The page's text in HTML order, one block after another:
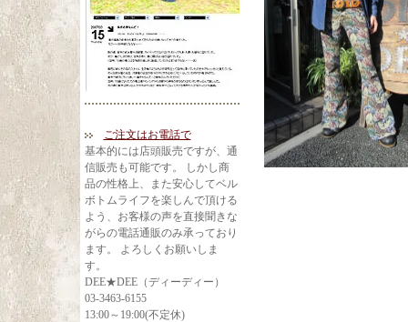
ご注文はお電話で
基本的には店頭販売ですが、通
信販売も可能です。 しかし商
品の性格上、また安心してベル
ボトムライフを楽しんで頂ける
よう、お客様の声を直接聞きな
がらの電話通販のみ承っており
ます。 よろしくお願いしま
す。
DEE★DEE（ディーディー）
03-3463-6155
13:00～19:00(不定休)